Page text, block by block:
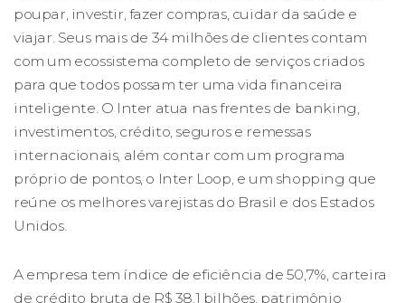
poupar, investir, fazer compras, cuidar da saúde e
viajar. Seus mais de 34 milhões de clientes contam
com um ecossistema completo de serviços criados
para que todos possam ter uma vida financeira
inteligente. O Inter atua nas frentes de banking,
investimentos, crédito, seguros e remessas
internacionais, além contar com um programa
próprio de pontos, o Inter Loop, e um shopping que
reúne os melhores varejistas do Brasil e dos Estados
Unidos.
A empresa tem índice de eficiência de 50,7%, carteira
de crédito bruta de R$ 38,1 bilhões, patrimônio